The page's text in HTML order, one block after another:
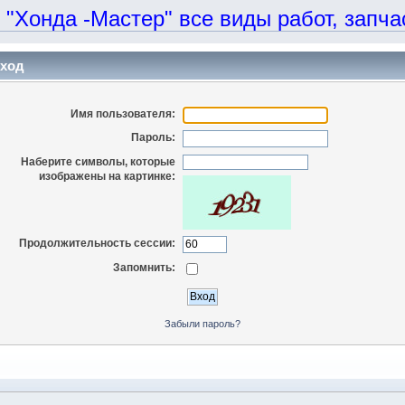
-Мастер" все виды работ,
Имя пользователя:
Пароль:
Наберите символы, которые
изображены на картинке:
Продолжительность сессии:
Запомнить:
Забыли пароль?